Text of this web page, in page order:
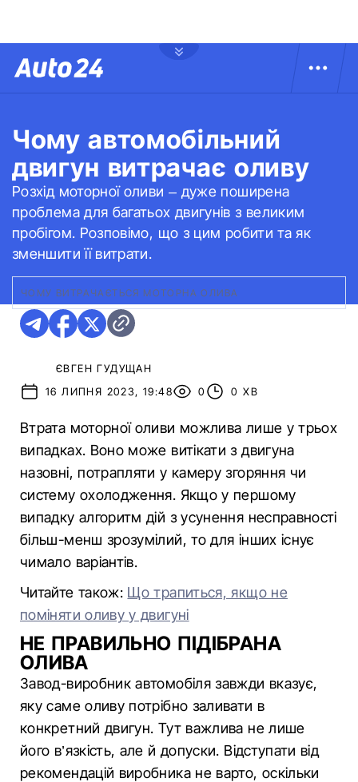
Чому автомобільний
двигун витрачає оливу
Розхід моторної оливи – дуже поширена
проблема для багатьох двигунів з великим
пробігом. Розповімо, що з цим робити та як
зменшити її витрати.
ЧОМУ ВИТРАЧАЄТЬСЯ МОТОРНА ОЛИВА
ЄВГЕН ГУДУЩАН
16 ЛИПНЯ 2023, 19:48
0 0 ХВ
Втрата моторної оливи можлива лише у трьох
випадках. Воно може витікати з двигуна
назовні, потрапляти у камеру згоряння чи
систему охолодження. Якщо у першому
випадку алгоритм дій з усунення несправності
більш-менш зрозумілий, то для інших існує
чимало варіантів.
Читайте також: Що трапиться, якщо не
поміняти оливу у двигуні
НЕ ПРАВИЛЬНО ПІДІБРАНА
ОЛИВА
Завод-виробник автомобіля завжди вказує,
яку саме оливу потрібно заливати в
конкретний двигун. Тут важлива не лише
його в’язкість, але й допуски. Відступати від
рекомендацій виробника не варто, оскільки